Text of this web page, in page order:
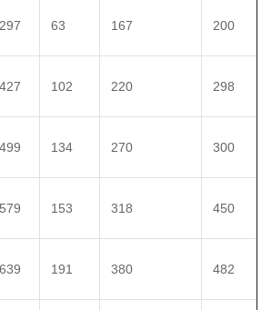
297 63 167 200
427 102 220 298
499 134 270 300
579 153 318 450
639 191 380 482